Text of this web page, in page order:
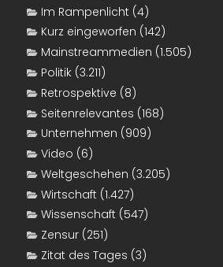
Im Rampenlicht (4)
Kurz eingeworfen (142)
Mainstreammedien (1.505)
Politik (3.211)
Retrospektive (8)
Seitenrelevantes (168)
Unternehmen (909)
Video (6)
Weltgeschehen (3.205)
Wirtschaft (1.427)
Wissenschaft (547)
Zensur (251)
Zitat des Tages (3)